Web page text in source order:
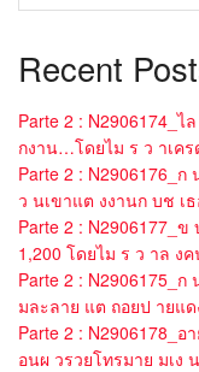
Recent
Parte 2 : N2906174_ไ
กงาน…โดยไม ร ว าเค
Parte 2 : N2906176_
ว นเขาแต งงานก บช เ
Parte 2 : N2906177_
1,200 โดยไม ร ว าล ง
Parte 2 : N2906175_
มละลาย แต ถอยป ายแ
Parte 2 : N2906178_
อนผ วรวยโทรมาย มเง